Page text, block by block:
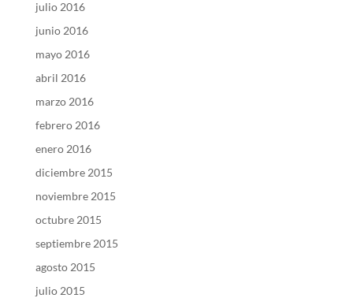
julio 2016
junio 2016
mayo 2016
abril 2016
marzo 2016
febrero 2016
enero 2016
diciembre 2015
noviembre 2015
octubre 2015
septiembre 2015
agosto 2015
julio 2015